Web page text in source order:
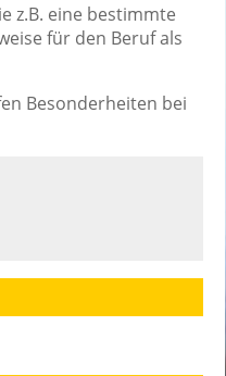
z.B. eine bestimmte
für den Beruf als
Besonderheiten bei